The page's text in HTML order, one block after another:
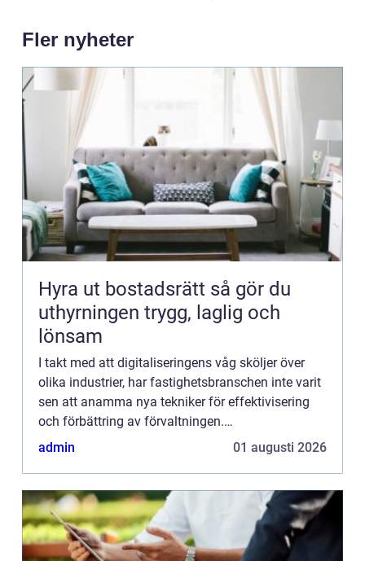
Fler nyheter
Hyra ut bostadsrätt så gör du
uthyrningen trygg, laglig och
lönsam
I takt med att digitaliseringens våg sköljer över
olika industrier, har fastighetsbranschen inte varit
sen att anamma nya tekniker för effektivisering
och förbättring av förvaltningen.
Fastighetssystem är ett ...
admin 01 augusti 2026